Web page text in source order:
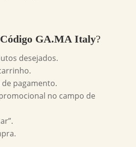
Código GA.MA Italy?
desejados.
de pagamento.
no campo de